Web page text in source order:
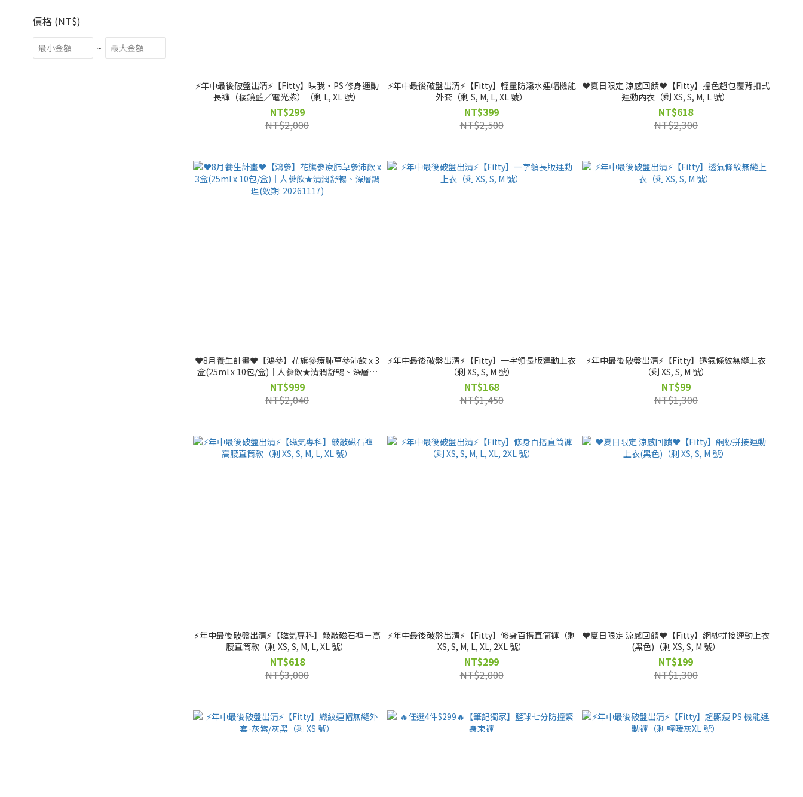
價格 (NT$)
~
⚡️年中最後破盤出清⚡️【Fitty】映我・PS 修身運動
長褲（稜鏡藍／電光紫）（剩 L, XL 號）
NT$299
NT$2,000
⚡️年中最後破盤出清⚡️【Fitty】輕量防潑水連帽機能
外套（剩 S, M, L, XL 號）
NT$399
NT$2,500
❤️夏日限定 涼感回饋❤️【Fitty】撞色超包覆背扣式
運動內衣（剩 XS, S, M, L 號）
NT$618
NT$2,300
❤️8月養生計畫❤️【鴻參】花旗參療肺草參沛飲 x 3
盒(25ml x 10包/盒)｜人蔘飲★清潤舒暢、深層調
理(效期: 20261117)
NT$999
NT$2,040
⚡️年中最後破盤出清⚡️【Fitty】一字領長版運動上衣
（剩 XS, S, M 號）
NT$168
NT$1,450
⚡️年中最後破盤出清⚡️【Fitty】透氣條紋無縫上衣
（剩 XS, S, M 號）
NT$99
NT$1,300
⚡️年中最後破盤出清⚡️【磁気專科】敲敲磁石褲－高
腰直筒款（剩 XS, S, M, L, XL 號）
NT$618
NT$3,000
⚡️年中最後破盤出清⚡️【Fitty】修身百搭直筒褲（剩
XS, S, M, L, XL, 2XL 號）
NT$299
NT$2,000
❤️夏日限定 涼感回饋❤️【Fitty】網紗拼接運動上衣
(黑色)（剩 XS, S, M 號）
NT$199
NT$1,300